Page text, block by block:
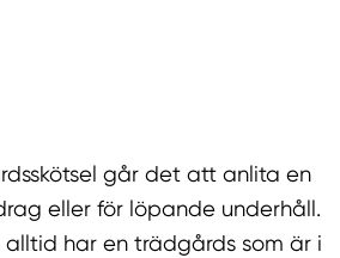
går det att anlita en
eller för löpande underhåll.
har en trädgårds som är i